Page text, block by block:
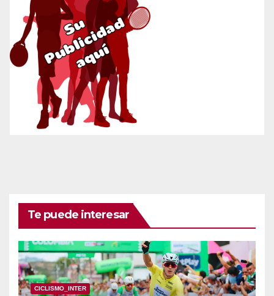
Te puede interesar
CICLISMO_INTER